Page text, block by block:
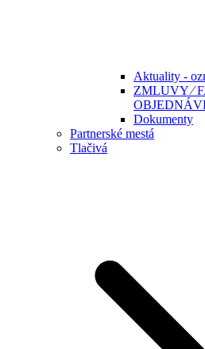
Aktuality -
ZMLUVY ⁄
Dokumenty
Partnerské mestá
Tlačivá